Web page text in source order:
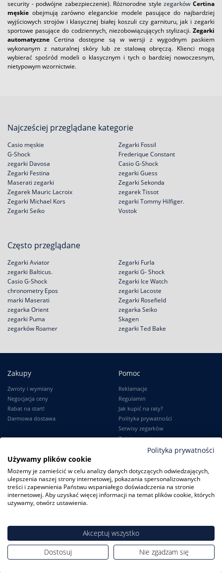
security - podwójne zabezpieczenie). Różnorodne stylezegarkówCertina
męskie obejmują zarówno eleganckie modele pasujące do najbardziej
wyjściowych strojów i klasycznej białej koszuli czy garnituru, jak i zegarki
sportowe pasujące do codziennych, niezobowiązujących stylizacji. Zegarki
automatyczne Certina dostępne są w wersji z wygodnym paskiem
wykonanym z naturalnej skóry lub ze stalową obręczą. Klienci mogą
wybierać spośród modeli o klasycznym i tych o bardziej nowoczesnym,
nietypowym wzornictwie.
Najcześciej przeglądane kategorie
Casio męskie
G-Shock
zegarki Davosa
Zegarki Festina
Zegarki Fossil
Frederique Constant
Casio G-Shock
zegarki Guess
Maserati zegarki
Zegarek Mauric Lacroix
Zegarki Michael Kors
Zegarki Seiko
Zegarki Sekonda
zegarek Tissot
zegarki Tommy Hilfiger.
Vostok
Często przeglądane
Zegarki Aviator
zegarki Balticus.
Casio G-Shock
chronometry Epos
Zegarki Furla
zegarki G- Shock
Zegarki Ice Watch
zegarki Lacoste
marki Maserati
zegarka Orient
zegarki Puma
zegarków Roamer
Zegarki Rosefield
zegarka Seiko
Skagen
zegarki Ted Bake
Zakupy
Zwroty i wymiany
Negocjacja ceny
Rabat na start!
Darmowa dostawa
Pomoc
Reklamacje
Regulamin
Jak kupić na raty?
Polityka prywatności
Serwisy zegarków
Zużyty sprzęt
Moje konto
Logowanie
Karta Stałego Klienta
Moje zamówienia
Informacje
Kontakt
O firmie
Słownik
Leksykon zegarków
Polityka prywatności
Używamy plików cookie
Możemy je zamieścić w celu analizy danych dotyczących odwiedzających,
ulepszenia naszej strony internetowej, pokazania spersonalizowanych
treści i zapewnienia Państwu wspaniałego doświadczenia na stronie
internetowej. Aby uzyskać więcej informacji na temat plików cookie, których
używamy, otwórz ustawienia.
Akceptuj wszystko
Dostosuj
Nie zgadzam się